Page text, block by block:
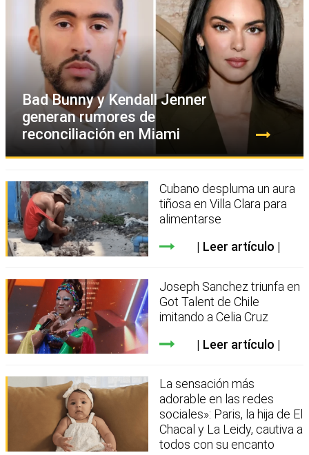
Bad Bunny y Kendall Jenner
generan rumores de
reconciliación en Miami
Cubano despluma un aura
tiñosa en Villa Clara para
alimentarse
Leer artículo
Joseph Sanchez triunfa en
Got Talent de Chile
imitando a Celia Cruz
Leer artículo
La sensación más
adorable en las redes
sociales»: Paris, la hija de El
Chacal y La Leidy, cautiva a
todos con su encanto